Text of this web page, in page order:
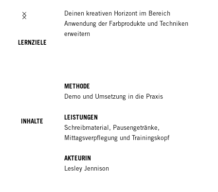
LERNZIELE
Deinen kreativen Horizont im Bereich
Anwendung der Farbprodukte und Techniken
erweitern
INHALTE
METHODE
Demo und Umsetzung in die Praxis
LEISTUNGEN
Schreibmaterial, Pausengetränke,
Mittagsverpflegung und Trainingskopf
AKTEURIN
Lesley Jennison